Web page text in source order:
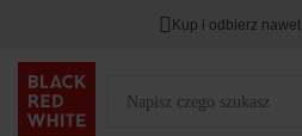
Kup i odbierz